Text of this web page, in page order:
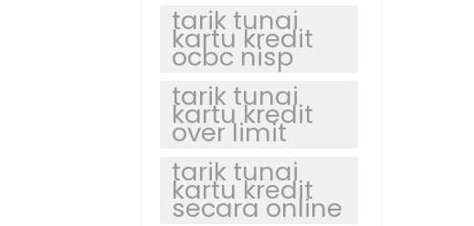
tarik tunai
kartu kredit
ocbc nisp
tarik tunai
kartu kredit
over limit
tarik tunai
kartu kredit
secara online